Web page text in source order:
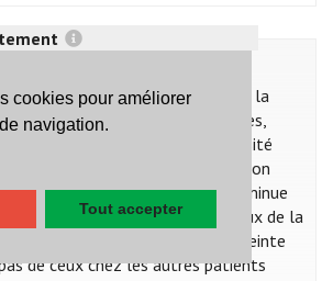
cookies pour améliorer
navigation.
Tout accepter
optimal de l'asthme pendant la
avoir des conséquences néfastes,
poids de naissance, la nécessité
et l'apparition d'une hypertension
contrôle adéquat de l'asthme diminue
ces risques. Les principes généraux de la
de l'asthme chez la femme enceinte
de ceux chez les autres patients